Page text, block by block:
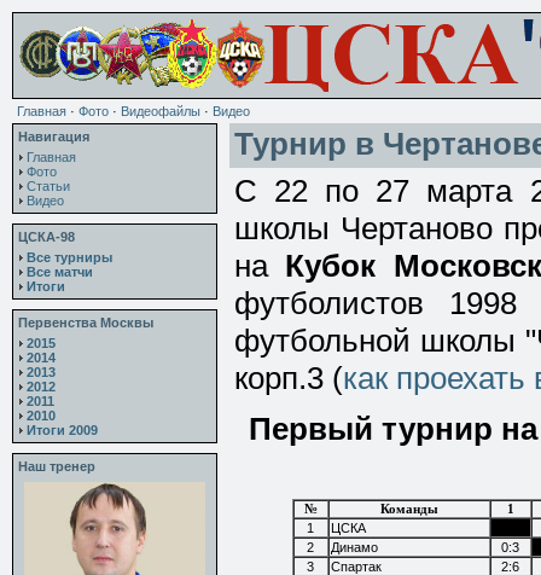
Главная · Фото · Видеофайлы · Видео
Навигация
Главная
Фото
Статьи
Видео
ЦСКА-98
Все турниры
Все матчи
Итоги
Первенства Москвы
2015
2014
2013
2012
2011
2010
Итоги 2009
Наш тренер
Турнир в
С 22 по 27 марта
школы Чертаново
на Кубок
футболистов
футбольной школы
корп.3 (как
Первый турнир
№ Команды 1
1
ЦСКА
2
Динамо
0:3
3
Спартак
2:6